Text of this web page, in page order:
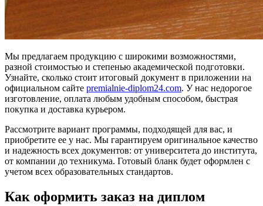
Мы предлагаем продукцию с широкими возможностями,
разной стоимостью и степенью академической подготовки.
Узнайте, сколько стоит итоговый документ в приложении на
официальном сайте premialnie-diplom24.com. У нас недорогое
изготовление, оплата любым удобным способом, быстрая
покупка и доставка курьером.
Рассмотрите вариант программы, подходящей для вас, и
приобретите ее у нас. Мы гарантируем оригинальное качество
и надежность всех документов: от университета до института,
от компании до техникума. Готовый бланк будет оформлен с
учетом всех образовательных стандартов.
Как оформить заказ на диплом